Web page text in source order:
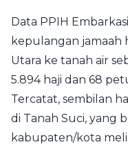
Data PPIH
kepulangan jamaah
Utara ke tanah air
5.894 haji dan 68
Tercatat, sembilan
di Tanah Suci, yang
kabupaten/kota